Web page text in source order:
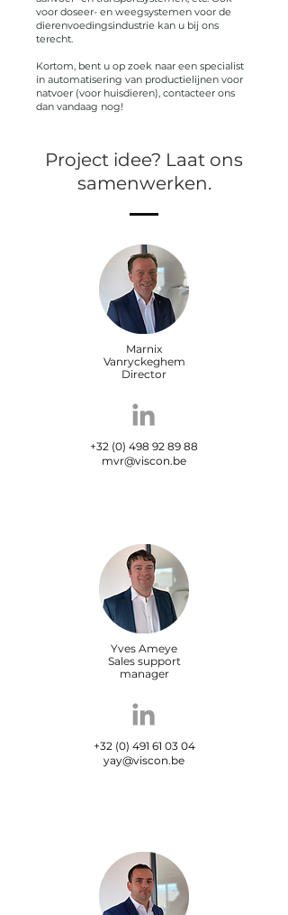
voor doseer- en weegsystemen voor de
dierenvoedingsindustrie kan u bij ons
terecht.
Kortom, bent u op zoek naar een specialist
in automatisering van productielijnen voor
natvoer (voor huisdieren), contacteer ons
dan vandaag nog!
Project idee? Laat ons
samenwerken.
Marnix
Vanryckeghem
Director
+32 (0) 498 92 89 88
mvr@viscon.be
Yves Ameye
Sales support
manager
+32 (0) 491 61 03 04
yay@viscon.be